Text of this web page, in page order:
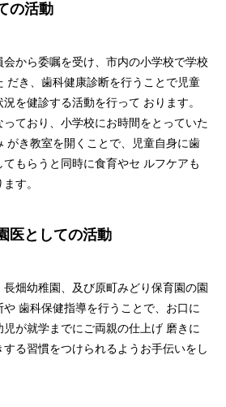
の活動
から委嘱を受け、市内の小学校で学校
だき、歯科健康診断を行うことで児童
を健診する活動を行って おります。
っており、小学校にお時間をとっていた
がき教室を開くことで、児童自身に歯
もらうと同時に食育やセ ルフケアも
す。
医としての活動
畑幼稚園、及び原町みどり保育園の園
歯科保健指導を行うことで、お口に
が就学までにご両親の仕上げ 磨きに
る習慣をつけられるようお手伝いをし